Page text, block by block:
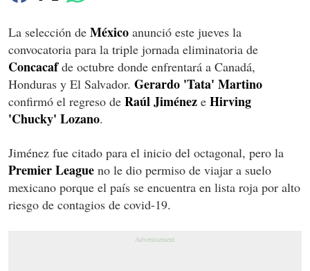
La selección de México anunció este jueves la
convocatoria para la triple jornada eliminatoria de
Concacafde octubre donde enfrentará a Canadá,
Honduras y El Salvador. Gerardo 'Tata' Martino
confirmó el regreso de Raúl Jiménez e Hirving
'Chucky' Lozano.
Jiménez fue citado para el inicio del octagonal, pero la
Premier League no le dio permiso de viajar a suelo
mexicano porque el país se encuentra en lista roja por alto
riesgo de contagios de covid-19.